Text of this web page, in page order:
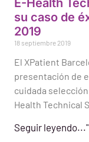
E-Health
su caso de
2019
18 septiembre 2019
El XPatient
presentación de
cuidada
Health Technical
Seguir leyendo..."